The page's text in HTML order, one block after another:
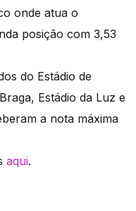
onde atua o
posição com 3,53
do Estádio de
Estádio da Luz e
a nota máxima
aqui.